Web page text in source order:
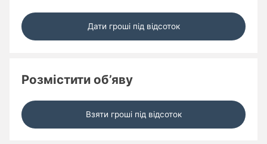
Дати гроші під відсоток
Розмістити об’яву
Взяти гроші під відсоток